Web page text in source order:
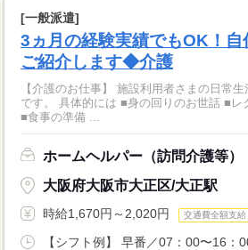
[一般派遣]
3ヵ月の経験実績でもOK！自
ご紹介します◆介護
【介護のお仕事】 施設利用者さまの日常
です。 具体的には ■身の回りのお世話 ■レクリエーションの見守り
■食事の準備 ...
ホームヘルパー（訪問介護等）
大阪府大阪市大正区/大正駅
時給1,670円～2,020円 交通費全額支給
【シフト例】 早番／07：00〜16：